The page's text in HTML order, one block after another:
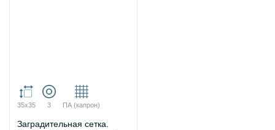
35х35 3 ПА (капрон)
Заградительная сетка.